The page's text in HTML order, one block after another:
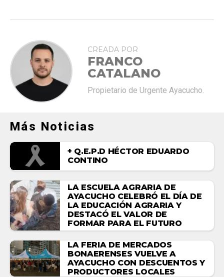
CREADA POR
FRANCO
CATALANO
Propietario de Urgente Ayacucho.
Más Noticias
+ Q.E.P.D HÉCTOR EDUARDO
CONTINO
LA ESCUELA AGRARIA DE
AYACUCHO CELEBRÓ EL DÍA DE
LA EDUCACIÓN AGRARIA Y
DESTACÓ EL VALOR DE
FORMAR PARA EL FUTURO
LA FERIA DE MERCADOS
BONAERENSES VUELVE A
AYACUCHO CON DESCUENTOS Y
PRODUCTORES LOCALES